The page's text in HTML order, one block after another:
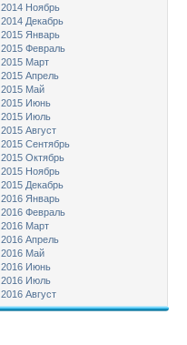
2014 Ноябрь
2014 Декабрь
2015 Январь
2015 Февраль
2015 Март
2015 Апрель
2015 Май
2015 Июнь
2015 Июль
2015 Август
2015 Сентябрь
2015 Октябрь
2015 Ноябрь
2015 Декабрь
2016 Январь
2016 Февраль
2016 Март
2016 Апрель
2016 Май
2016 Июнь
2016 Июль
2016 Август